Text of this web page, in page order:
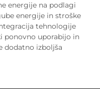
energije na podlagi
energije in stroške
tehnologije
ponovno uporabijo in
dodatno izboljša